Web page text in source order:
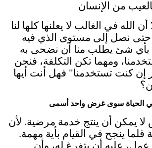
الله في الغالب لا يعلنها كلها لنا
حتى نصل إلى مستوى الذي فيه
شئ يطلب منا أن نضحى به
ومهما تكن التكلفة، فنحن
كنت تستخدمنا" فهل أنت أيها
الحياة سوى غرض واحد أسمى
يمكن أن ينتج خدمة مرضية. لأن
قلما ينجح في القيام بأية مهمة.
عليه أن يتفرغ له، وأن